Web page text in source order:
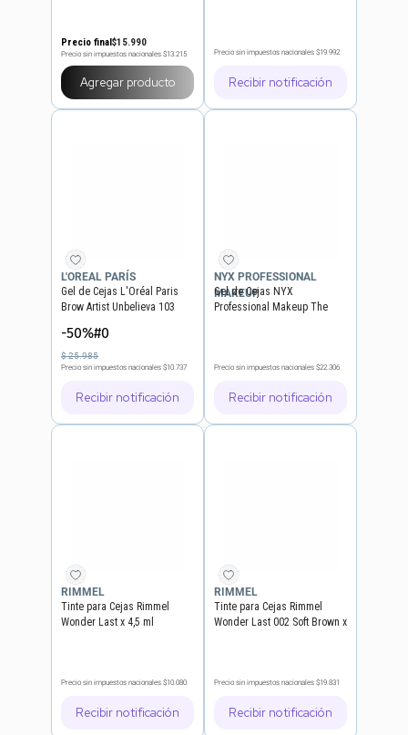
Precio final$15.990
Precio sin impuestos nacionales $13.215
Agregar producto
Precio sin impuestos nacionales $19.992
Recibir notificación
L'OREAL PARÍS
Gel de Cejas L'Oréal Paris
Brow Artist Unbelieva 103
-50%#0
$25.985
Precio sin impuestos nacionales $10.737
Recibir notificación
NYX PROFESSIONAL
MAKEUP
Gel de Cejas NYX
Professional Makeup The
Precio sin impuestos nacionales $22.306
Recibir notificación
RIMMEL
Tinte para Cejas Rimmel
Wonder Last x 4,5 ml
Precio sin impuestos nacionales $10.080
Recibir notificación
RIMMEL
Tinte para Cejas Rimmel
Wonder Last 002 Soft Brown x
Precio sin impuestos nacionales $19.831
Recibir notificación